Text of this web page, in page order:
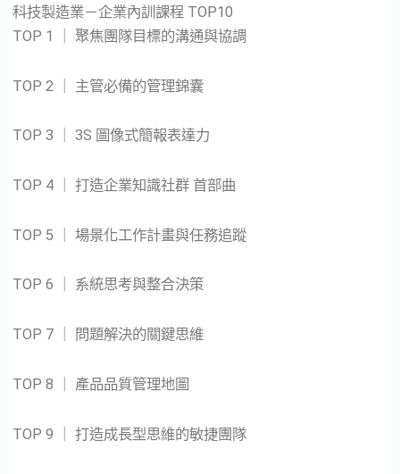
科技製造業－企業內訓課程 TOP10
TOP 1 ｜ 聚焦團隊目標的溝通與協調
TOP 2 ｜ 主管必備的管理錦囊
TOP 3 ｜ 3S 圖像式簡報表達力
TOP 4 ｜ 打造企業知識社群 首部曲
TOP 5 ｜ 場景化工作計畫與任務追蹤
TOP 6 ｜ 系統思考與整合決策
TOP 7 ｜ 問題解決的關鍵思維
TOP 8 ｜ 產品品質管理地圖
TOP 9 ｜ 打造成長型思維的敏捷團隊